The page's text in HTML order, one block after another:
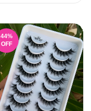
44%
OFF